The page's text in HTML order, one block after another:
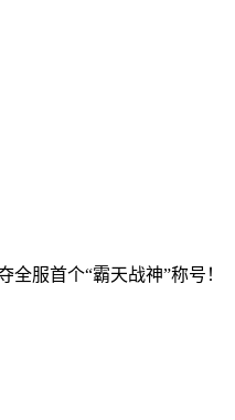
服首个“霸天战神”称号！